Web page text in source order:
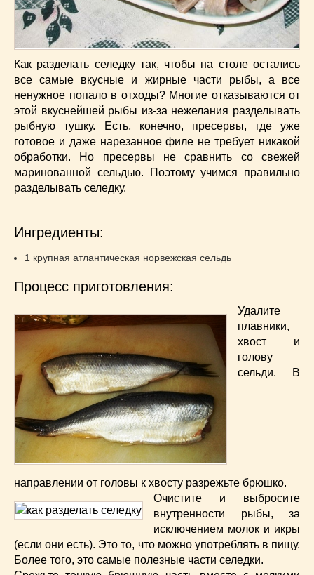
О жизни(25)
Овощи(98)
Пасхальные
(17)
Печенье(13)
Пироги(55)
Польская кухня(21)
Постные(52)
Праздничные блюда
Простые(102)
Русская кухня(81)
Рыба(45)
Советы
Супы(45)
Торты(52)
Фасоль(20)
Фото еды
Французская кухня(22)
Хлеб (21)
Что приготовить из тыквы(14)
Что приготовить на завтрак?(68)
Что приготовить на ужин?(254)
Японская кухня
(16)
Как разделать селедку так, чтобы на столе остались
все самые вкусные и жирные части рыбы, а все
ненужное попало в отходы? Многие отказываются от
этой вкуснейшей рыбы из-за нежелания разделывать
рыбную тушку. Есть, конечно, пресервы, где уже
готовое и даже нарезанное филе не требует никакой
обработки. Но пресервы не сравнить со свежей
маринованной сельдью. Поэтому учимся правильно
разделывать селедку.
Ингредиенты:
1 крупная атлантическая норвежская сельдь
Процесс приготовления:
Удалите
плавники,
хвост и
голову
сельди. В
направлении от головы к хвосту разрежьте брюшко.
Очистите и выбросите
внутренности рыбы, за
исключением молок и икры
(если они есть). Это то, что можно употреблять в пищу.
Более того, это самые полезные части селедки.